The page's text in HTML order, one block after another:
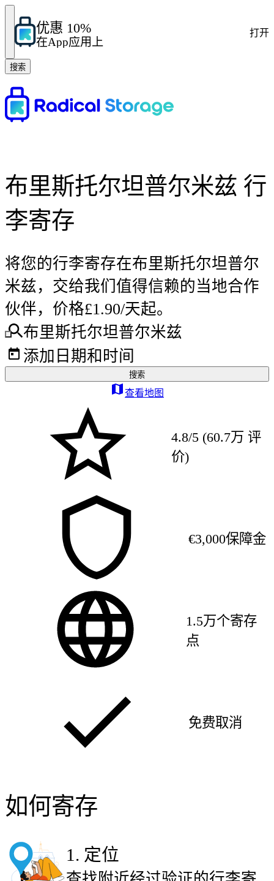
优惠 10%
在App应用上
打开
搜索
布里斯托尔坦普尔米兹 行
李寄存
将您的行李寄存在布里斯托尔坦普尔
米兹，交给我们值得信赖的当地合作
伙伴，价格£1.90/天起。
布里斯托尔坦普尔米兹
添加日期和时间
搜索
查看地图
4.8/5 (60.7万 评
价)
€3,000保障金
1.5万个寄存
点
免费取消
如何寄存
1 . 定位